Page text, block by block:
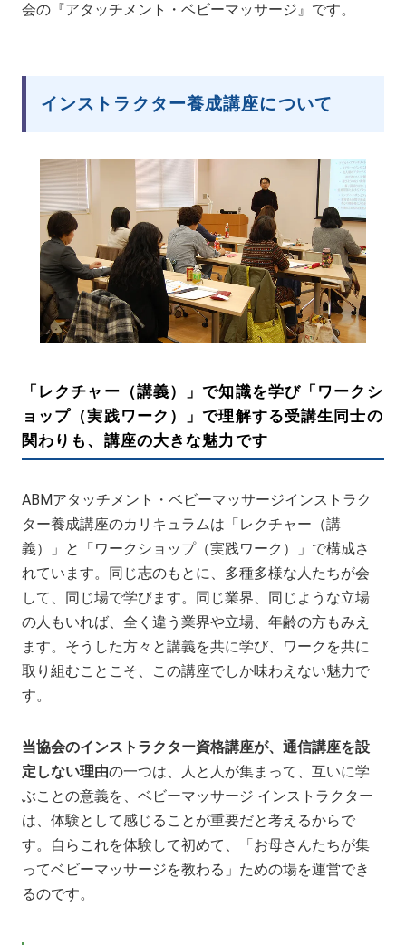
会の『アタッチメント・ベビーマッサージ』です。
インストラクター養成講座について
「レクチャー（講義）」で知識を学び「ワークシ
ョップ（実践ワーク）」で理解する受講生同士の
関わりも、講座の大きな魅力です
ABMアタッチメント・ベビーマッサージインストラク
ター養成講座のカリキュラムは「レクチャー（講
義）」と「ワークショップ（実践ワーク）」で構成さ
れています。同じ志のもとに、多種多様な人たちが会
して、同じ場で学びます。同じ業界、同じような立場
の人もいれば、全く違う業界や立場、年齢の方もみえ
ます。そうした方々と講義を共に学び、ワークを共に
取り組むことこそ、この講座でしか味わえない魅力で
す。
当協会のインストラクター資格講座が、通信講座を設
定しない理由の一つは、人と人が集まって、互いに学
ぶことの意義を、ベビーマッサージ インストラクター
は、体験として感じることが重要だと考えるからで
す。自らこれを体験して初めて、「お母さんたちが集
ってベビーマッサージを教わる」ための場を運営でき
るのです。